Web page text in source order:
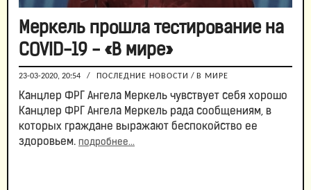
Меркель прошла тестирование на
COVID-19 - «В мире»
23-03-2020, 20:54 / ПОСЛЕДНИЕ НОВОСТИ / В МИРЕ
Канцлер ФРГ Ангела Меркель чувствует себя хорошо
Канцлер ФРГ Ангела Меркель рада сообщениям, в
которых граждане выражают беспокойство ее
здоровьем. подробнее...